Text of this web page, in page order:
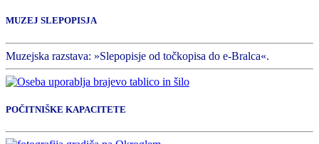
MUZEJ SLEPOPISJA
Muzejska razstava: »Slepopisje od točkopisa do e-Bralca«.
POČITNIŠKE KAPACITETE